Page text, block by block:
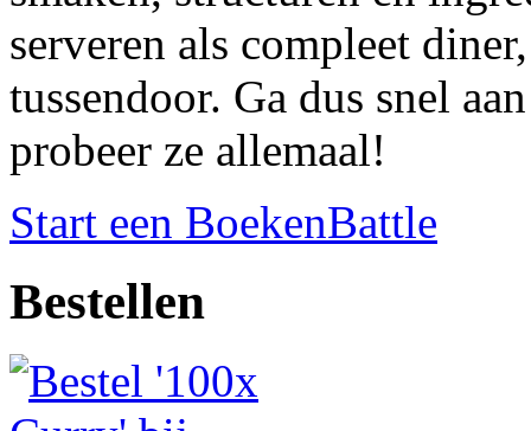
serveren als compleet
tussendoor. Ga dus snel
probeer ze allemaal!
Start een BoekenBattle
Bestellen